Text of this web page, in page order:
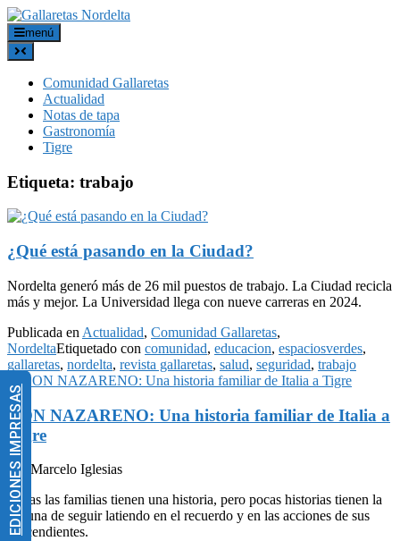
menú
Comunidad Gallaretas
Actualidad
Notas de tapa
Gastronomía
Tigre
Etiqueta: trabajo
¿Qué está pasando en la Ciudad?
Nordelta generó más de 26 mil puestos de trabajo. La Ciudad recicla
más y mejor. La Universidad llega con nueve carreras en 2024.
Publicada en Actualidad, Comunidad Gallaretas,
NordeltaEtiquetado con comunidad, educacion, espaciosverdes,
gallaretas, nordelta, revista gallaretas, salud, seguridad, trabajo
DON NAZARENO: Una historia familiar de Italia a
Tigre
Por Marcelo Iglesias
Todas las familias tienen una historia, pero pocas historias tienen la
fortuna de seguir latiendo en el recuerdo y en las acciones de sus
descendientes.
EDICIONES IMPRESAS